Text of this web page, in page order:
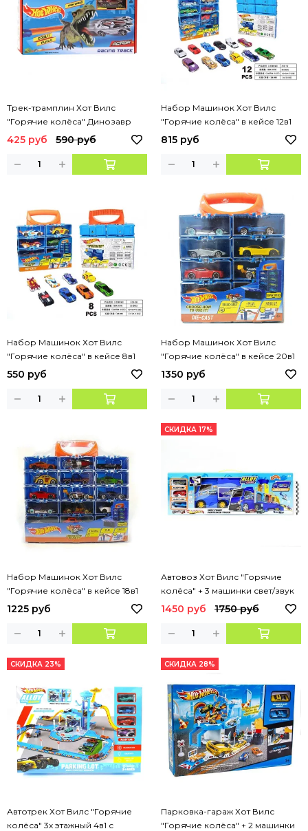
Трек-трамплин Хот Вилс
"Горячие колёса" Динозавр
425 руб 590 руб
Набор Машинок Хот Вилс
"Горячие колёса" в кейсе 12в1
815 руб
Набор Машинок Хот Вилс
"Горячие колёса" в кейсе 8в1
550 руб
Набор Машинок Хот Вилс
"Горячие колёса" в кейсе 20в1
1350 руб
Набор Машинок Хот Вилс
"Горячие колёса" в кейсе 18в1
1225 руб
СКИДКА 17%
Автовоз Хот Вилс "Горячие
колёса" + 3 машинки свет/звук
1450 руб 1750 руб
СКИДКА 23%
Автотрек Хот Вилс "Горячие
колёса" 3х этажный 4в1 с
СКИДКА 28%
Парковка-гараж Хот Вилс
"Горячие колёса" + 2 машинки